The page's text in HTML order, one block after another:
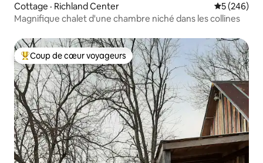
Cottage · Richland Center Note
5 (246)
Magnifique chalet d'une chambre niché dans les collines
Coup de cœur voyageurs parmi les plus aimés
Coup de cœur voyageurs